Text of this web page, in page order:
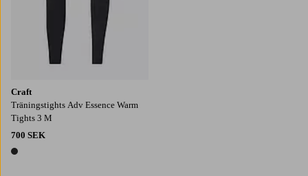
Craft
Träningstights Adv Essence Warm
Tights 3 M
700 SEK
1 färg